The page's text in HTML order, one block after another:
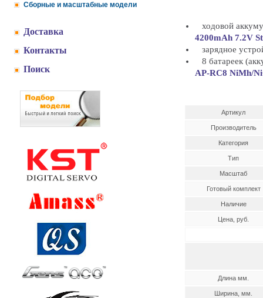
Сборные и масштабные модели
Доставка
Контакты
Поиск
ходовой
4200mAh 7.2V
зарядное
8 батареек
AP-RC8 NiMh/
Артикул
Производитель
Категория
Тип
Масштаб
Готовый комплект
Наличие
Цена, руб.
Длина мм.
Ширина, мм.